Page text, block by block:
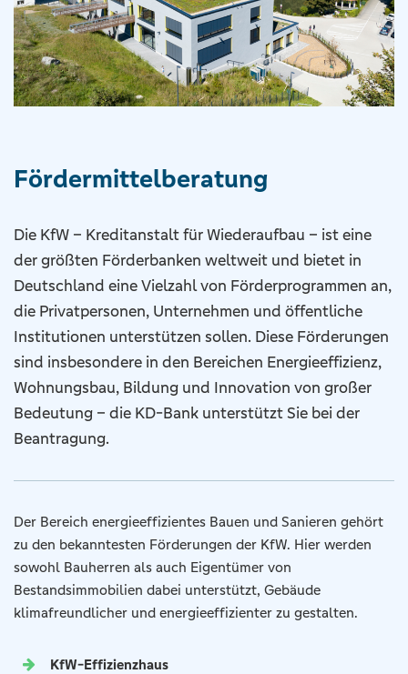
Fördermittel­beratung
Die KfW – Kreditanstalt für Wiederaufbau – ist eine
der größten Förderbanken weltweit und bietet in
Deutschland eine Vielzahl von Förderprogrammen an,
die Privatpersonen, Unternehmen und öffentliche
Institutionen unterstützen sollen. Diese Förderungen
sind insbesondere in den Bereichen Energieeffizienz,
Wohnungsbau, Bildung und Innovation von großer
Bedeutung – die KD-Bank unterstützt Sie bei der
Beantragung.
Der Bereich energieeffizientes Bauen und Sanieren gehört
zu den bekanntesten Förderungen der KfW. Hier werden
sowohl Bauherren als auch Eigentümer von
Bestandsimmobilien dabei unterstützt, Gebäude
klimafreundlicher und energieeffizienter zu gestalten.
KfW-Effizienzhaus